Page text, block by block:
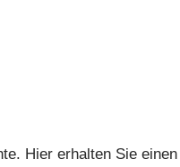
Hier erhalten Sie